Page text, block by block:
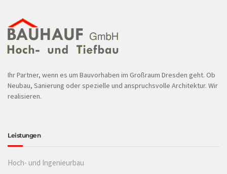
Ihr Partner, wenn es um Bauvorhaben im Großraum Dresden geht. Ob
Neubau, Sanierung oder spezielle und anspruchsvolle Architektur. Wir
realisieren.
Leistungen
Hoch- und Ingenieurbau